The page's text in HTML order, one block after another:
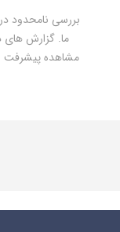
بررسی نامحدود
ما. گزارش های
مشاهده پیشرفت